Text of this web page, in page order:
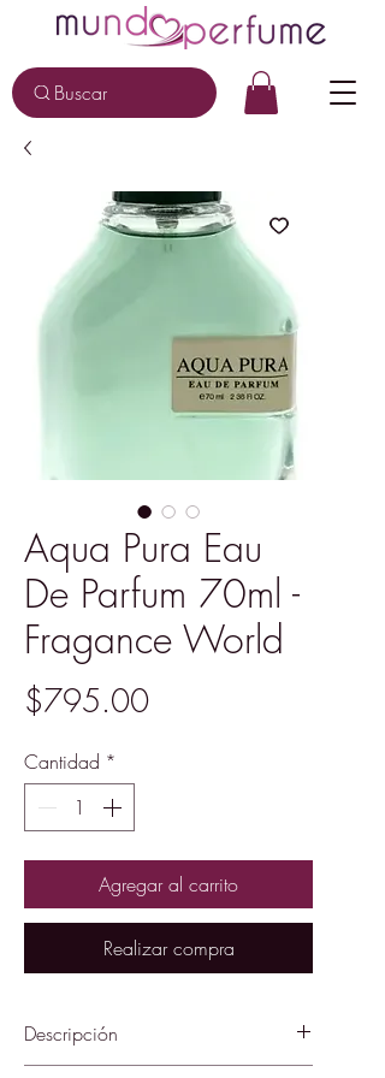
Buscar
Aqua Pura Eau
De Parfum 70ml -
Fragance World
$795.00Precio
Cantidad *
Agregar al carrito
Realizar compra
Descripción